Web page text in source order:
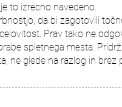
to izrecno navedeno.
da bi zagotovili
Prav tako ne
spletnega mesta.
ne glede na razlog in brez